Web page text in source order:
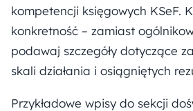
kompetencji księgowych KSeF.
konkretność – zamiast
podawaj szczegóły dotyczące
skali działania i osiągniętych
Przykładowe wpisy do sekcji